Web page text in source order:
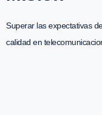
Superar las expectativas
calidad en